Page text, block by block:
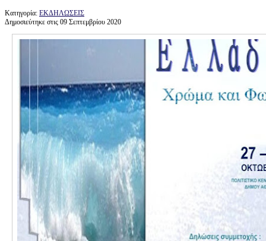
Κατηγορία: ΕΚΔΗΛΩΣΕΙΣ
Δημοσιεύτηκε στις 09 Σεπτεμβρίου 2020